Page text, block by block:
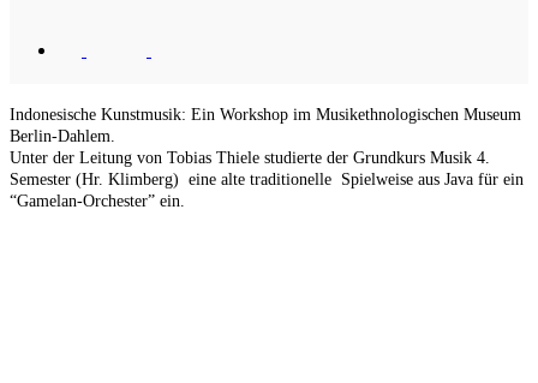
Indonesische Kunstmusik: Ein Workshop im Musikethnologischen Museum
Berlin-Dahlem.
Unter der Leitung von Tobias Thiele studierte der Grundkurs Musik 4.
Semester (Hr. Klimberg) eine alte traditionelle Spielweise aus Java für ein
“Gamelan-Orchester” ein.